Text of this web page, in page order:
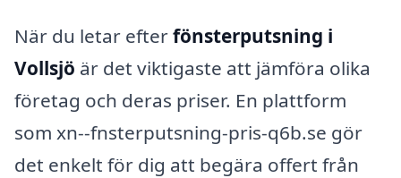
När du letar efterfönsterputsning i
Vollsjö är det viktigaste att jämföra olika
företag och deras priser. En plattform
som xn--fnsterputsning-pris-q6b.se gör
det enkelt för dig att begära offert från